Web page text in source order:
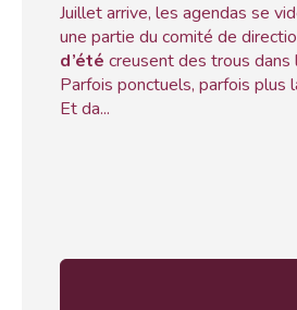
Juillet arrive, les agendas se
une partie du comité de
d’été creusent des trous dans
Parfois ponctuels, parfois plus
Et da...